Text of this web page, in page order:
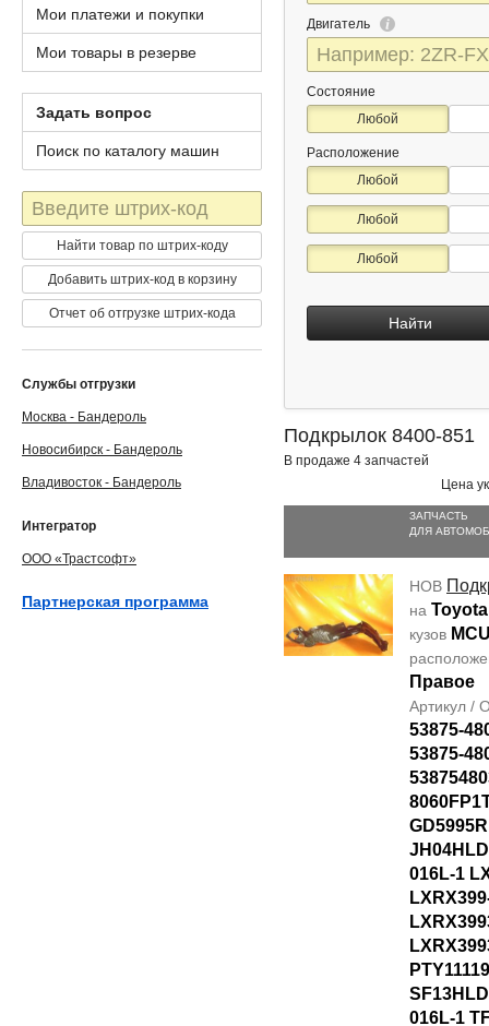
Двигатель
Состояние
Любой
Расположение
Любой
Любой
Любой
Найти
Подкрылок 8400-851
В продаже 4 запчастей
Цена
ЗАПЧАСТЬ
ДЛЯ
НОВ
на
кузов
Правое
Артикул /
53875-
53875-
GD5995R
016L-1
016L-1
Мои платежи и покупки
Мои товары в резерве
Задать вопрос
Поиск по каталогу машин
Штрих-
код
Найти товар по штрих-коду
Добавить штрих-код в корзину
Отчет об отгрузке штрих-кода
Службы отгрузки
Москва - Бандероль
Новосибирск - Бандероль
Владивосток - Бандероль
Интегратор
ООО «Трастсофт»
Партнерская программа